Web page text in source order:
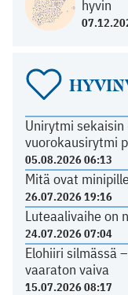
hyvin
Unirytmi
vuorokausirytmi
05.08.2026 06:13
Mitä ovat
26.07.2026 19:16
Luteaalivaihe on
24.07.2026 07:04
Elohiiri silmässä
vaaraton vaiva
15.07.2026 08:17